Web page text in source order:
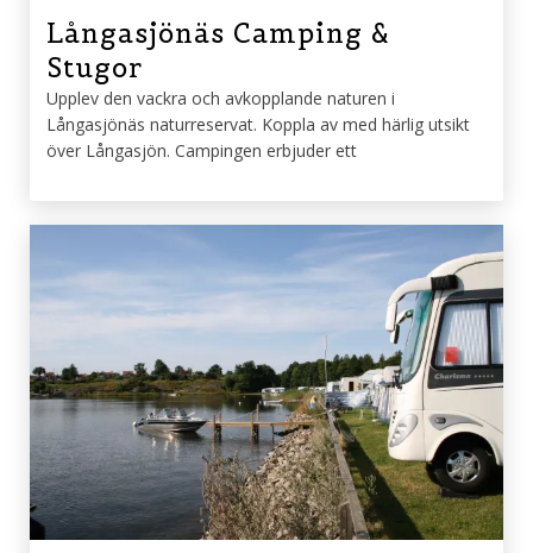
Långasjönäs Camping &
Stugor
Upplev den vackra och avkopplande naturen i
Långasjönäs naturreservat. Koppla av med härlig utsikt
över Långasjön. Campingen erbjuder ett